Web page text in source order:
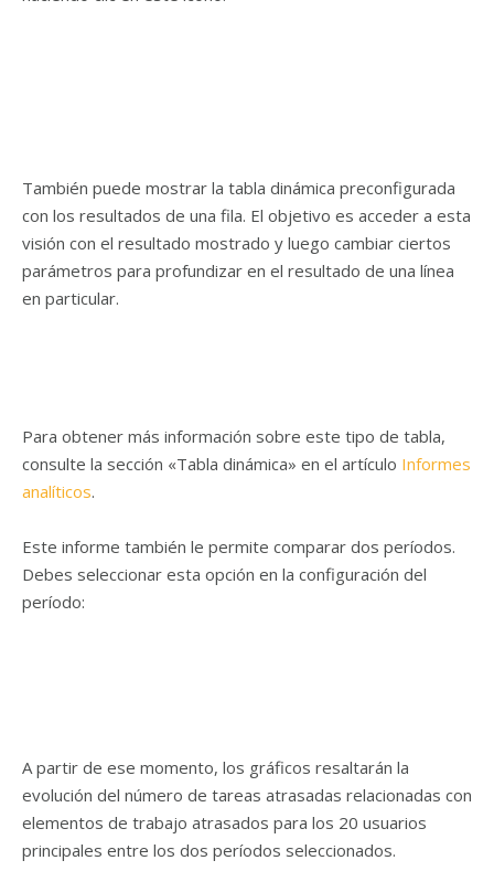
También puede mostrar la tabla dinámica preconfigurada
con los resultados de una fila. El objetivo es acceder a esta
visión con el resultado mostrado y luego cambiar ciertos
parámetros para profundizar en el resultado de una línea
en particular.
Para obtener más información sobre este tipo de tabla,
consulte la sección «Tabla dinámica» en el artículo Informes
analíticos.
Este informe también le permite comparar dos períodos.
Debes seleccionar esta opción en la configuración del
período:
A partir de ese momento, los gráficos resaltarán la
evolución del número de tareas atrasadas relacionadas con
elementos de trabajo atrasados ​​para los 20 usuarios
principales entre los dos períodos seleccionados.